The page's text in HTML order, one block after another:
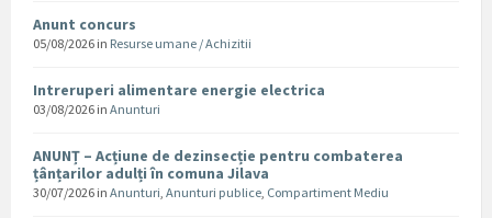
Anunt concurs
05/08/2026 in Resurse umane / Achizitii
Intreruperi alimentare energie electrica
03/08/2026 in Anunturi
ANUNȚ – Acțiune de dezinsecție pentru combaterea
țânțarilor adulți în comuna Jilava
30/07/2026 in Anunturi, Anunturi publice, Compartiment Mediu